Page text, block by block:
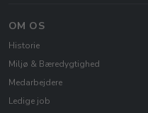
OM OS
Historie
Miljø & Bæredygtighed
Medarbejdere
Ledige job